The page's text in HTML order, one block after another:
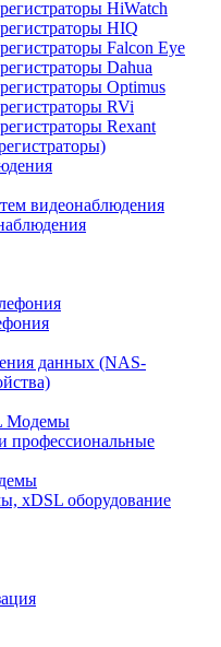
HiWatch
HIQ
Falcon Eye
Dahua
Optimus
RVi
Rexant
видеонаблюдения
данных (NAS-
Модемы
xDSL оборудование